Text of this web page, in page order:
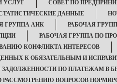
УСЛУГ
СОВЕТ ПО
ДАННЫЕ
ГРУППА АНК
РАБОЧАЯ
РАБОЧАЯ ГРУППА ПО
КОНФЛИКТА ИНТЕРЕСОВ
К ОБЯЗАТЕЛЬНЫМ И
ПО ПЛАТЕЖАМ В
ВОПРОСОВ